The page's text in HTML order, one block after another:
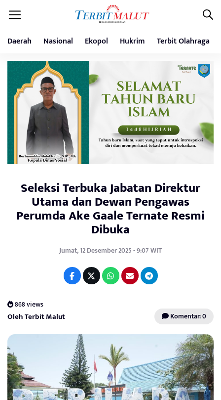
Daerah Nasional Ekopol Hukrim Terbit Olahraga
Seleksi Terbuka Jabatan Direktur
Utama dan Dewan Pengawas
Perumda Ake Gaale Ternate Resmi
Dibuka
Jumat, 12 Desember 2025 - 9:07 WIT
868 views
Oleh Terbit Malut Komentar: 0